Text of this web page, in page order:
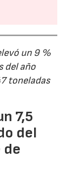
un 9 %
del año
toneladas
7,5
del